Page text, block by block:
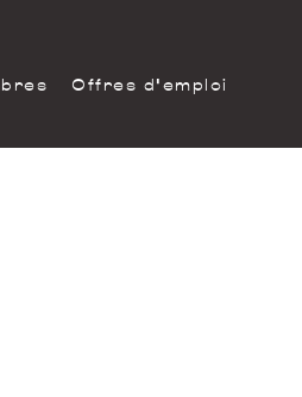
Offres d'emploi